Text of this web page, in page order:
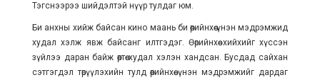
Тэгснээрээ шийдэлтэй нүүр тулдаг юм.
Би анхны хийж байсан кино маань би өөрийнхөө үнэн мэдрэмжид
худал хэлж явж байсанг илтгэдэг. Өөрийнхөө хийхийг хүссэн
зүйлээ даран байж өөртөө худал хэлэн хандсан. Бусдад сайхан
сэтгэгдэл төрүүлэхийн тулд өөрийнхөө үнэн мэдрэмжийг дардаг